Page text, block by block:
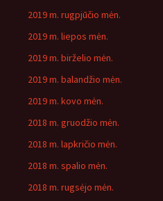
2019 m. rugpjūčio mėn.
2019 m. liepos mėn.
2019 m. birželio mėn.
2019 m. balandžio mėn.
2019 m. kovo mėn.
2018 m. gruodžio mėn.
2018 m. lapkričio mėn.
2018 m. spalio mėn.
2018 m. rugsėjo mėn.